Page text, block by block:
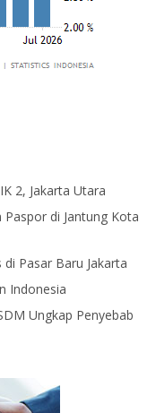
2, Jakarta Utara
di Jantung Kota
Pasar Baru Jakarta
Indonesia
Ungkap Penyebab